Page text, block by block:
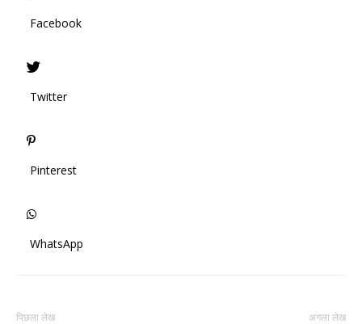
Facebook
Twitter
Pinterest
WhatsApp
पिछला लेख अगला लेख